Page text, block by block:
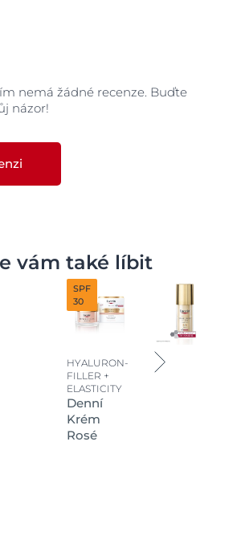
nemá žádné recenze. Buďte
názor!
vám také líbit
SPF
30
HYALURON-
FILLER +
ELASTICITY
Denní
Krém
Rosé